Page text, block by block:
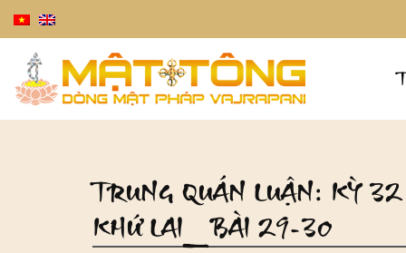
TRUNG QUÁN LUẬN: KỲ
KHỨ LAI_BÀI 29-30